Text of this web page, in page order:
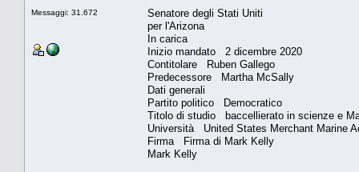
Messaggi: 31.672
Senatore degli Stati Uniti
per l'Arizona
In carica
Inizio mandato 2 dicembre 2020
Contitolare Ruben Gallego
Predecessore Martha McSally
Dati generali
Partito politico Democratico
Titolo di studio baccellierato in scienze e
Università United States Merchant Marine
Firma Firma di Mark Kelly
Mark Kelly